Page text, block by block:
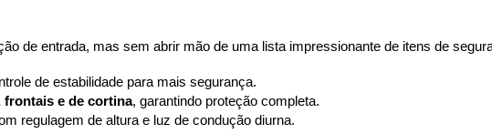
de entrada, mas sem abrir mão de uma lista impressionante de itens de
de estabilidade para mais segurança.
frontais e de cortina, garantindo proteção completa.
regulagem de altura e luz de condução diurna.